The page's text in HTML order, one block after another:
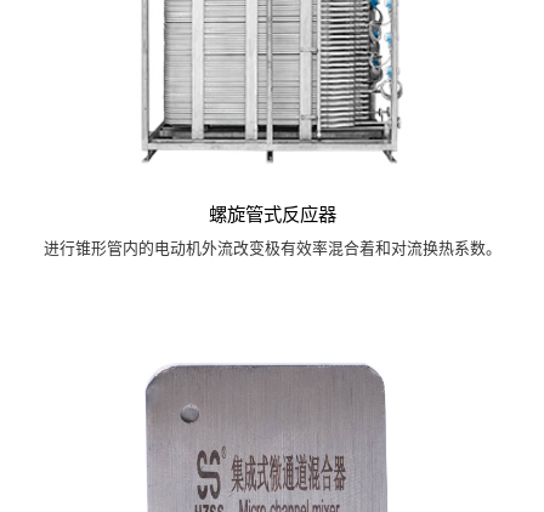
螺旋管式反应器
进行锥形管内的电动机外流改变极有效率混合着和对流换热系数。